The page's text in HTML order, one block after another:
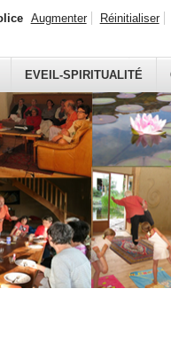
EVEIL-SPIRITUALITÉ
Augmenter Réinitialiser